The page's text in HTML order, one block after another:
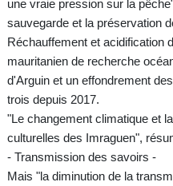
une vraie pression sur la
sauvegarde et la préservation
Réchauffement et acidification
mauritanien de recherche
d'Arguin et un effondrement
trois depuis 2017.
"Le changement climatique et
culturelles des Imraguen",
- Transmission des savoirs -
Mais "la diminution de la